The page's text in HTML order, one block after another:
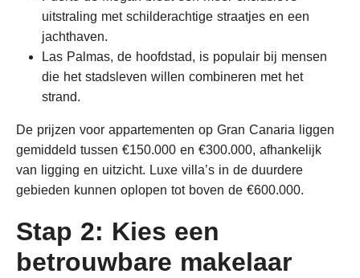
uitstraling met schilderachtige straatjes en een
jachthaven.
Las Palmas, de hoofdstad, is populair bij mensen
die het stadsleven willen combineren met het
strand.
De prijzen voor appartementen op Gran Canaria liggen
gemiddeld tussen €150.000 en €300.000, afhankelijk
van ligging en uitzicht. Luxe villa’s in de duurdere
gebieden kunnen oplopen tot boven de €600.000.
Stap 2: Kies een
betrouwbare makelaar